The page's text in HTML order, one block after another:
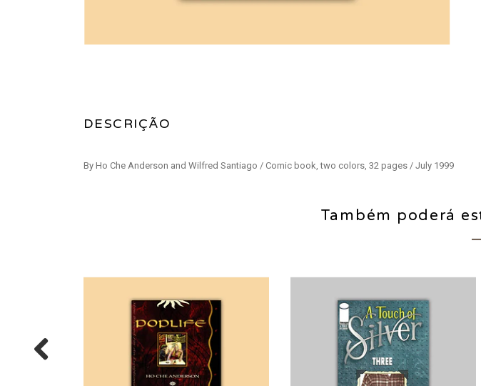
DESCRIÇÃO
By Ho Che Anderson and Wilfred Santiago / Comic book, two colors, 32 pages / July 1999
Também poderá